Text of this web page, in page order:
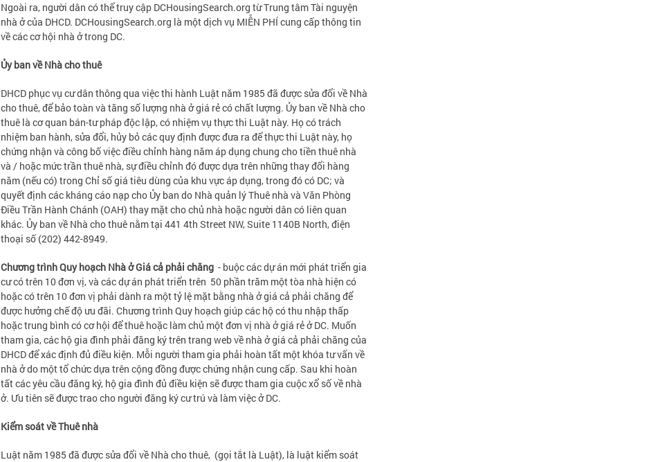
Ngoài ra, người dân có thể truy cập DCHousingSearch.org từ Trung tâm Tài nguyện
nhà ở của DHCD. DCHousingSearch.org là một dịch vụ MIỄN PHÍ cung cấp thông tin
về các cơ hội nhà ở trong DC.
Ủy ban về Nhà cho thuê
DHCD phục vụ cư dân thông qua việc thi hành Luật năm 1985 đã được sửa đổi về Nhà
cho thuê, để bảo toàn và tăng số lượng nhà ở giá rẻ có chất lượng. Ủy ban về Nhà cho
thuê là cơ quan bán-tư pháp độc lập, có nhiệm vụ thực thi Luật này. Họ có trách
nhiệm ban hành, sửa đổi, hủy bỏ các quy định được đưa ra để thực thi Luật này, họ
chứng nhận và công bố việc điều chỉnh hàng năm áp dụng chung cho tiền thuê nhà
và / hoặc mức trần thuê nhà, sự điều chỉnh đó được dựa trên những thay đổi hàng
năm (nếu có) trong Chỉ số giá tiêu dùng của khu vực áp dụng, trong đó có DC; và
quyết định các kháng cáo nạp cho Ủy ban do Nhà quản lý Thuê nhà và Văn Phòng
Điều Trần Hành Chánh (OAH) thay mặt cho chủ nhà hoặc người dân có liên quan
khác. Ủy ban về Nhà cho thuê nằm tại 441 4th Street NW, Suite 1140B North, điện
thoại số (202) 442-8949.
Chương trình Quy hoạch Nhà ở Giá cả phải chăng - buộc các dự án mới phát triển gia
cư có trên 10 đơn vị, và các dự án phát triển trên 50 phần trăm một tòa nhà hiện có
hoặc có trên 10 đơn vị phải dành ra một tỷ lệ mặt bằng nhà ở giá cả phải chăng để
được hưởng chế độ ưu đãi. Chương trình Quy hoạch giúp các hộ có thu nhập thấp
hoặc trung bình có cơ hội để thuê hoặc làm chủ một đơn vị nhà ở giá rẻ ở DC. Muốn
tham gia, các hộ gia đình phải đăng ký trên trang web về nhà ở giá cả phải chăng của
DHCD để xác định đủ điều kiện. Mỗi người tham gia phải hoàn tất một khóa tư vấn về
nhà ở do một tổ chức dựa trên cộng đồng được chứng nhận cung cấp. Sau khi hoàn
tất các yêu cầu đăng ký, hộ gia đình đủ điều kiện sẽ được tham gia cuộc xổ số về nhà
ở. Ưu tiên sẽ được trao cho người đăng ký cư trú và làm việc ở DC.
Kiểm soát về Thuê nhà
Luật năm 1985 đã được sửa đổi về Nhà cho thuê, (gọi tắt là Luật), là luật kiểm soát